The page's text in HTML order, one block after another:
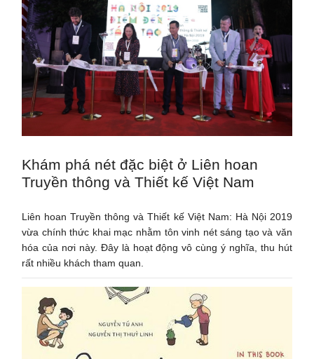
Khám phá nét đặc biệt ở Liên hoan
Truyền thông và Thiết kế Việt Nam
Liên hoan Truyền thông và Thiết kế Việt Nam: Hà Nội 2019
vừa chính thức khai mạc nhằm tôn vinh nét sáng tạo và văn
hóa của nơi này. Đây là hoạt động vô cùng ý nghĩa, thu hút
rất nhiều khách tham quan.